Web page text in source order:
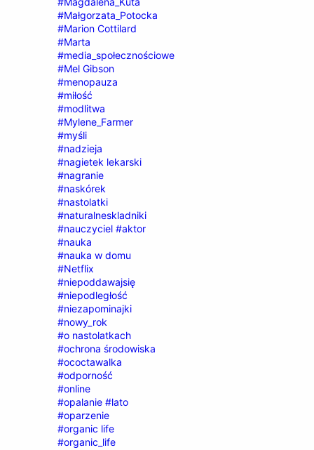
#Małgorzata_Potocka
#Marion Cottilard
#Marta
#media_społecznościowe
#Mel Gibson
#menopauza
#miłość
#modlitwa
#Mylene_Farmer
#myśli
#nadzieja
#nagietek lekarski
#nagranie
#naskórek
#nastolatki
#naturalneskladniki
#nauczyciel #aktor
#nauka
#nauka w domu
#Netflix
#niepoddawajsię
#niepodległość
#niezapominajki
#nowy_rok
#o nastolatkach
#ochrona środowiska
#ococtawalka
#odporność
#online
#opalanie #lato
#oparzenie
#organic life
#organic_life